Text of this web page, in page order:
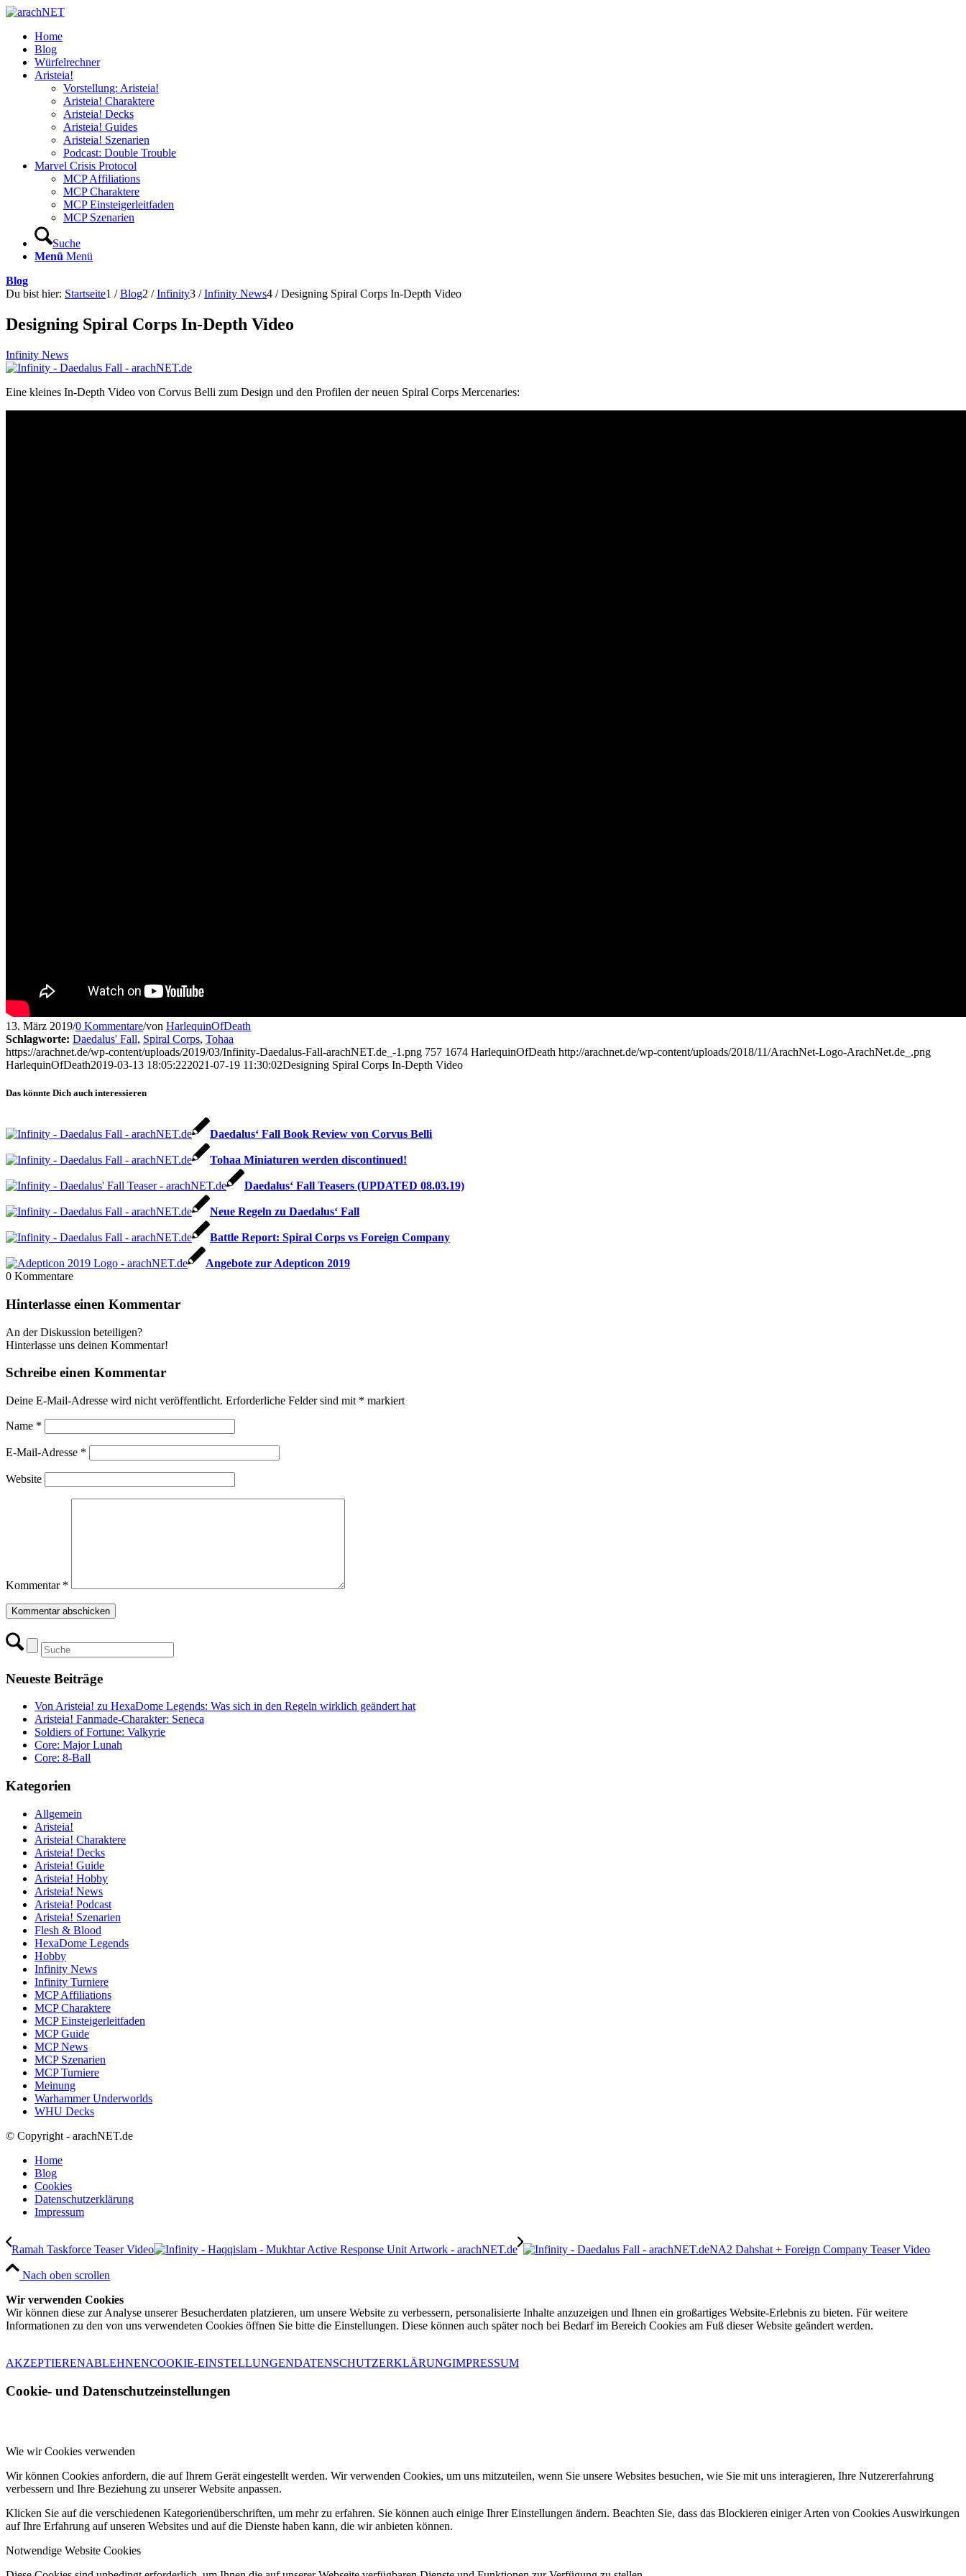
Home
Blog
Würfelrechner
Aristeia!
Vorstellung: Aristeia!
Aristeia! Charaktere
Aristeia! Decks
Aristeia! Guides
Aristeia! Szenarien
Podcast: Double Trouble
Marvel Crisis Protocol
MCP Affiliations
MCP Charaktere
MCP Einsteigerleitfaden
MCP Szenarien
Suche
Menü Menü
Blog
Du bist hier: Startseite1 / Blog2 / Infinity3 / Infinity News4 / Designing Spiral Corps In-Depth Video
Designing Spiral Corps In-Depth Video
Infinity News
Eine kleines In-Depth Video von Corvus Belli zum Design und den Profilen der neuen Spiral Corps Mercenaries:
13. März 2019/0 Kommentare/von HarlequinOfDeath
Schlagworte: Daedalus' Fall, Spiral Corps, Tohaa
https://arachnet.de/wp-content/uploads/2019/03/Infinity-Daedalus-Fall-arachNET.de_-1.png 757 1674 HarlequinOfDeath http://arachnet.de/wp-content/uploads/2018/11/ArachNet-Logo-ArachNet.de_.png
HarlequinOfDeath2019-03-13 18:05:222021-07-19 11:30:02Designing Spiral Corps In-Depth Video
Das könnte Dich auch interessieren
Daedalus‘ Fall Book Review von Corvus Belli
Tohaa Miniaturen werden discontinued!
Daedalus‘ Fall Teasers (UPDATED 08.03.19)
Neue Regeln zu Daedalus‘ Fall
Battle Report: Spiral Corps vs Foreign Company
Angebote zur Adepticon 2019
0 Kommentare
Hinterlasse einen Kommentar
An der Diskussion beteiligen?
Hinterlasse uns deinen Kommentar!
Schreibe einen Kommentar
Deine E-Mail-Adresse wird nicht veröffentlicht. Erforderliche Felder sind mit * markiert
Name *
E-Mail-Adresse *
Website
Kommentar *
Neueste Beiträge
Von Aristeia! zu HexaDome Legends: Was sich in den Regeln wirklich geändert hat
Aristeia! Fanmade-Charakter: Seneca
Soldiers of Fortune: Valkyrie
Core: Major Lunah
Core: 8-Ball
Kategorien
Allgemein
Aristeia!
Aristeia! Charaktere
Aristeia! Decks
Aristeia! Guide
Aristeia! Hobby
Aristeia! News
Aristeia! Podcast
Aristeia! Szenarien
Flesh & Blood
HexaDome Legends
Hobby
Infinity News
Infinity Turniere
MCP Affiliations
MCP Charaktere
MCP Einsteigerleitfaden
MCP Guide
MCP News
MCP Szenarien
MCP Turniere
Meinung
Warhammer Underworlds
WHU Decks
© Copyright - arachNET.de
Home
Blog
Cookies
Datenschutzerklärung
Impressum
Ramah Taskforce Teaser Video NA2 Dahshat + Foreign Company Teaser Video
Nach oben scrollen
Wir verwenden Cookies
Wir können diese zur Analyse unserer Besucherdaten platzieren, um unsere Website zu verbessern, personalisierte Inhalte anzuzeigen und Ihnen ein großartiges Website-Erlebnis zu bieten. Für weitere
Informationen zu den von uns verwendeten Cookies öffnen Sie bitte die Einstellungen. Diese können auch später noch bei Bedarf im Bereich Cookies am Fuß dieser Website geändert werden.
AKZEPTIERENABLEHNENCOOKIE-EINSTELLUNGENDATENSCHUTZERKLÄRUNGIMPRESSUM
Cookie- und Datenschutzeinstellungen
Wie wir Cookies verwenden
Wir können Cookies anfordern, die auf Ihrem Gerät eingestellt werden. Wir verwenden Cookies, um uns mitzuteilen, wenn Sie unsere Websites besuchen, wie Sie mit uns interagieren, Ihre Nutzererfahrung
verbessern und Ihre Beziehung zu unserer Website anpassen.
Klicken Sie auf die verschiedenen Kategorienüberschriften, um mehr zu erfahren. Sie können auch einige Ihrer Einstellungen ändern. Beachten Sie, dass das Blockieren einiger Arten von Cookies Auswirkungen
auf Ihre Erfahrung auf unseren Websites und auf die Dienste haben kann, die wir anbieten können.
Notwendige Website Cookies